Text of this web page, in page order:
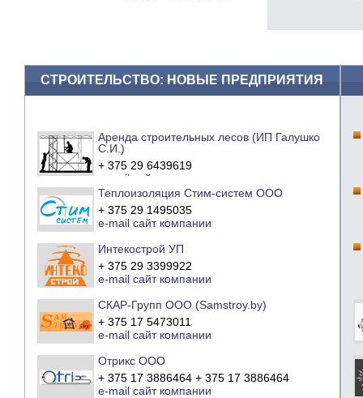
СТРОИТЕЛЬСТВО: НОВЫЕ ПРЕДПРИЯТИЯ
Аренда строительных лесов (ИП Галушко
С.И.)
+ 375 29 6439619
e-mail
сайт компании
Теплоизоляция Стим-систем ООО
+ 375 29 1495035
e-mail сайт компании
Интекострой УП
+ 375 29 3399922
e-mail сайт компании
СКАР-Групп ООО (Samstroy.by)
+ 375 17 5473011
e-mail сайт компании
Отрикс ООО
+ 375 17 3886464 + 375 17 3886464
e-mail сайт компании